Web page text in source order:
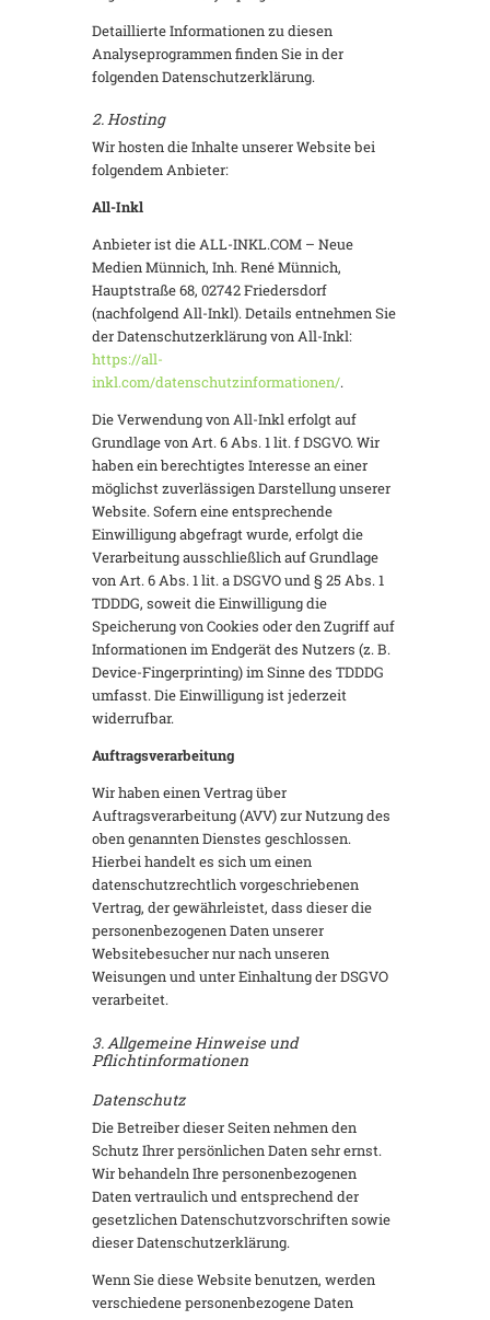
Detaillierte Informationen zu diesen
Analyseprogrammen finden Sie in der
folgenden Datenschutzerklärung.
2. Hosting
Wir hosten die Inhalte unserer Website bei
folgendem Anbieter:
All-Inkl
Anbieter ist die ALL-INKL.COM – Neue
Medien Münnich, Inh. René Münnich,
Hauptstraße 68, 02742 Friedersdorf
(nachfolgend All-Inkl). Details entnehmen Sie
der Datenschutzerklärung von All-Inkl:
https://all-
inkl.com/datenschutzinformationen/.
Die Verwendung von All-Inkl erfolgt auf
Grundlage von Art. 6 Abs. 1 lit. f DSGVO. Wir
haben ein berechtigtes Interesse an einer
möglichst zuverlässigen Darstellung unserer
Website. Sofern eine entsprechende
Einwilligung abgefragt wurde, erfolgt die
Verarbeitung ausschließlich auf Grundlage
von Art. 6 Abs. 1 lit. a DSGVO und § 25 Abs. 1
TDDDG, soweit die Einwilligung die
Speicherung von Cookies oder den Zugriff auf
Informationen im Endgerät des Nutzers (z. B.
Device-Fingerprinting) im Sinne des TDDDG
umfasst. Die Einwilligung ist jederzeit
widerrufbar.
Auftragsverarbeitung
Wir haben einen Vertrag über
Auftragsverarbeitung (AVV) zur Nutzung des
oben genannten Dienstes geschlossen.
Hierbei handelt es sich um einen
datenschutzrechtlich vorgeschriebenen
Vertrag, der gewährleistet, dass dieser die
personenbezogenen Daten unserer
Websitebesucher nur nach unseren
Weisungen und unter Einhaltung der DSGVO
verarbeitet.
3. Allgemeine Hinweise und
Pflichtinformationen
Datenschutz
Die Betreiber dieser Seiten nehmen den
Schutz Ihrer persönlichen Daten sehr ernst.
Wir behandeln Ihre personenbezogenen
Daten vertraulich und entsprechend der
gesetzlichen Datenschutzvorschriften sowie
dieser Datenschutzerklärung.
Wenn Sie diese Website benutzen, werden
verschiedene personenbezogene Daten